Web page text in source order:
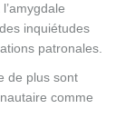
inquiétudes
patronales.
de plus sont
comme